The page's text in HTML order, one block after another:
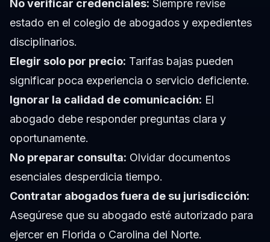
No verificar credenciales: Siempre revise
estado en el colegio de abogados y expedientes
disciplinarios.
Elegir solo por precio: Tarifas bajas pueden
significar poca experiencia o servicio deficiente.
Ignorar la calidad de comunicación: El
abogado debe responder preguntas clara y
oportunamente.
No preparar consulta: Olvidar documentos
esenciales desperdicia tiempo.
Contratar abogados fuera de su jurisdicción:
Asegúrese que su abogado esté autorizado para
ejercer en Florida o Carolina del Norte.